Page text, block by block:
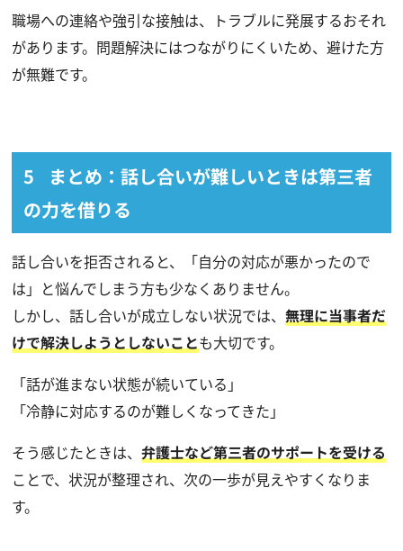
職場への連絡や強引な接触は、トラブルに発展するおそれ
があります。問題解決にはつながりにくいため、避けた方
が無難です。
まとめ：話し合いが難しいときは第三者
の力を借りる
話し合いを拒否されると、「自分の対応が悪かったので
は」と悩んでしまう方も少なくありません。
しかし、話し合いが成立しない状況では、 無理に当事者だ
けで解決しようとしないことも大切です。
「話が進まない状態が続いている」
「冷静に対応するのが難しくなってきた」
そう感じたときは、 弁護士など第三者のサポートを受ける
ことで、状況が整理され、次の一歩が見えやすくなりま
す。